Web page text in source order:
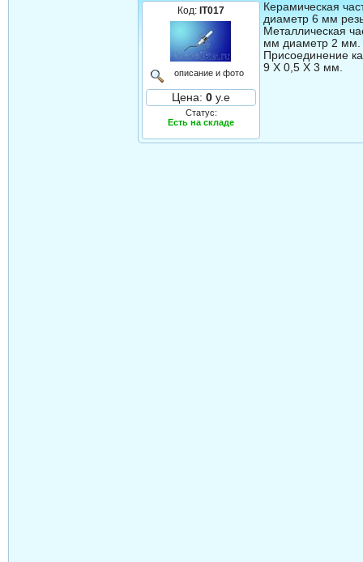
Код: IT017
описание и фото
Цена: 0 у.е
Статус:
Есть на складе
Керамическая
диаметр 6 мм
Металлическая
мм диаметр 2 мм.
Присоединение
9 Х 0,5 Х 3 мм.